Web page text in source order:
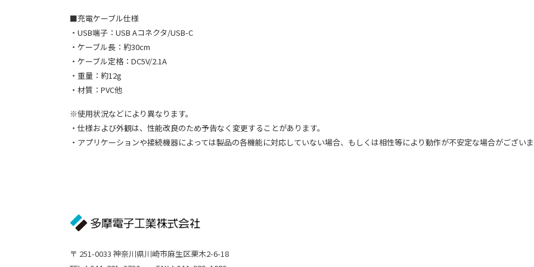
■充電ケーブル仕様
・USB端子：USB Aコネクタ/USB-C
・ケーブル長：約30cm
・ケーブル定格：DC5V/2.1A
・重量：約12g
・材質：PVC他
※使用状況などにより異なります。
・仕様および外観は、性能改良のため予告なく変更することがあります。
・アプリケーションや接続機器によっては製品の各機能に対応していない場合、もしくは相性等により動作が不安定な場合がござい
〒 251-0033 神奈川県川崎市麻生区栗木2-6-18